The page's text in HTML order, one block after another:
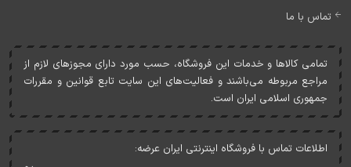
تماس با ما
تمامی کالاها و خدمات اين فروشگاه، حسب مورد دارای مجوزهای لازم از
مراجع مربوطه می‌باشند و فعاليت‌های اين سايت تابع قوانين و مقررات
جمهوری اسلامی ايران است.
اطلاعات تماس با فروشگاه اینترنتی ایران عرضه: